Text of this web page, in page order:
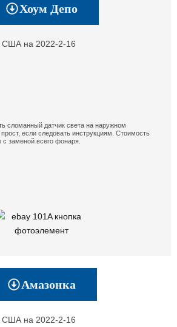
Хоум Депо
США на 2022-2-16
сломанный датчик света на наружном
если следовать инструкциям. Стоимость
заменой всего фонаря.
Амазонка
США на 2022-2-16